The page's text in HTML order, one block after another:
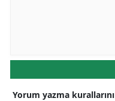
Yorum yazma kurallarını